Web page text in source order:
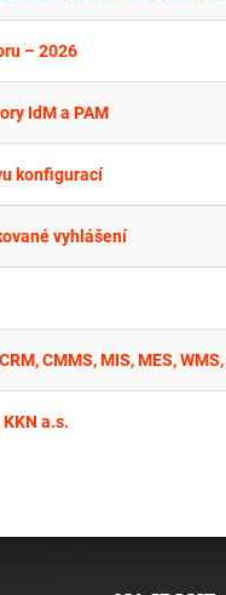
– 2026
IdM a PAM
konfigurací
vyhlášení
a.s.